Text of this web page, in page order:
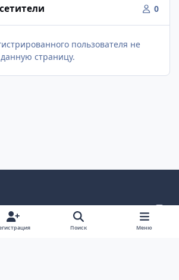
0
пользователя не
страницу.
v
k
Политика конфиденциальности
Поиск Меню